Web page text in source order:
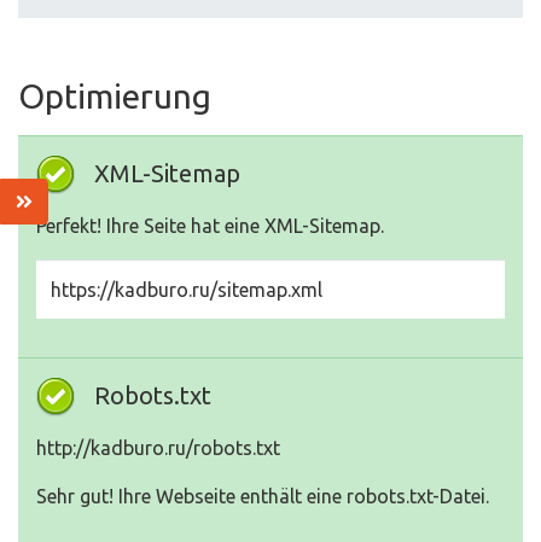
Optimierung
XML-Sitemap
Perfekt! Ihre Seite hat eine XML-Sitemap.
https://kadburo.ru/sitemap.xml
Robots.txt
http://kadburo.ru/robots.txt
Sehr gut! Ihre Webseite enthält eine robots.txt-Datei.